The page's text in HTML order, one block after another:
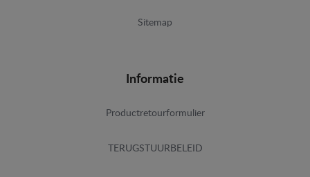
Sitemap
Informatie
Productretourformulier
TERUGSTUURBELEID